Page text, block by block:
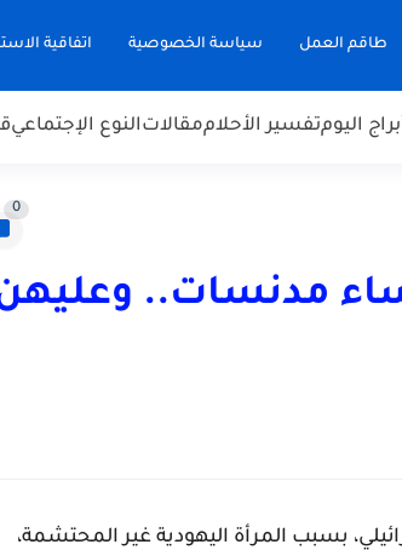
طاقم العمل سياسة الخصوصية اتفاقية
اليومتفسير الأحلاممقالاتالنوع الإجتماعي
0
مدنسات..
بسبب المرأة اليهودية غير المحتشمة،